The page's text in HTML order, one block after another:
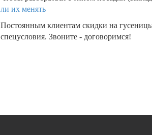
ли их менять
Постоянным клиентам скидки на
спецусловия. Звоните - договоримся!